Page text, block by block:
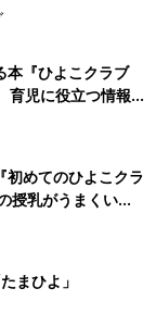
本『ひよこクラブ
児に役立つ情報が
初めてのひよこクラ
授乳がうまくい
トラブル 解決テ
まひよ」